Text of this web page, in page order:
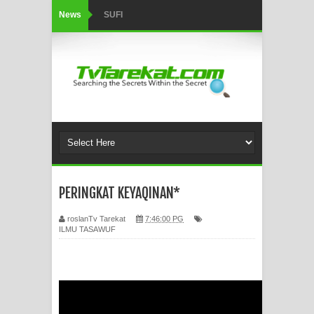
News SUFI
HIKMAH AL-HIKAM IMAM IBNU
AHLI SUFFAH: GOLONGAN SUFI
PERTAMA DI ZAMAN RASULULLAH
SAW?
WAHDATUL WUJUD (IBNU ARABI)
PERINGKAT KEYAQINAN*
roslanTv Tarekat
7:46:00 PG
ILMU TASAWUF